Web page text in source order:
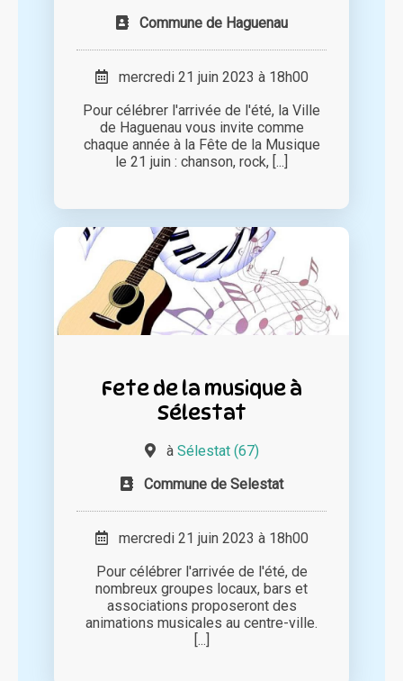
Commune de Haguenau
mercredi 21 juin 2023 à 18h00
Pour célébrer l'arrivée de l'été, la Ville
de Haguenau vous invite comme
chaque année à la Fête de la Musique
le 21 juin : chanson, rock, [...]
Fete de la musique à
Sélestat
à Sélestat (67)
Commune de Selestat
mercredi 21 juin 2023 à 18h00
Pour célébrer l'arrivée de l'été, de
nombreux groupes locaux, bars et
associations proposeront des
animations musicales au centre-ville.
[...]